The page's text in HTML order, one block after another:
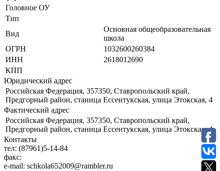
Головное ОУ
Тип
Вид
Основная общеобразовательная
школа
ОГРН
1032600260384
ИНН
2618012690
КПП
Юридический адрес
Российская Федерация, 357350, Ставропольский край,
Предгорный район, станица Ессентукская, улица Этокская, 4
Фактический адрес
Российская Федерация, 357350, Ставропольский край,
Предгорный район, станица Ессентукская, улица Этокская, 4
Контакты
тел: (87961)5-14-84
факс:
e-mail: schkola652009@rambler.ru